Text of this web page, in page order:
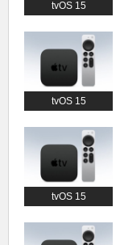
tvOS 15
tvOS 15
tvOS 15